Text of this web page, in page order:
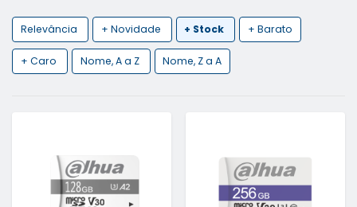
Relevância + Novidade + Stock + Barato
+ Caro Nome, A a Z Nome, Z a A